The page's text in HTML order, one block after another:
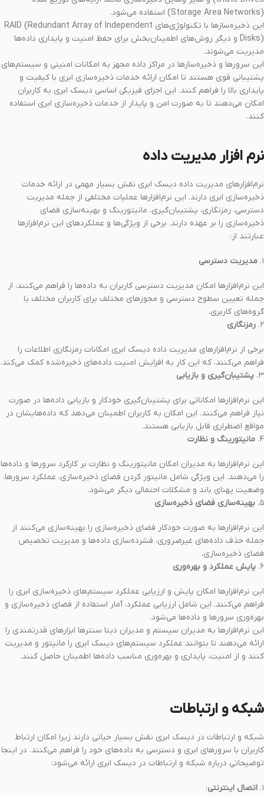
(Storage Area Networks) استفاده می‌شود.
این ذخیره‌سازها با تکنولوژی‌های RAID (Redundant Array of Independent
Disks) و دیگر روش‌های اطمینان‌بخش برای حفظ امنیت و پایداری داده‌ها
مدیریت می‌شوند.
این سرورها و ذخیره‌سازها در مراکز داده مجهز به امکانات امنیتی و سیستم‌های
پشتیبانی قوی هستند تا امکان ارائه خدمات ذخیره‌سازی ابری با کیفیت و
پایداری بالا را فراهم کنند. این اجزای فیزیکی اساسی دیسک ابری به کاربران
امکان می‌دهند تا به صورت امن و پایدار از خدمات ذخیره‌سازی ابری استفاده
کنند.
نرم افزار مدیریت داده
نرم‌افزارهای مدیریت داده دیسک ابری نقش بسیار مهمی در ارائه خدمات
ذخیره‌سازی ابری دارند. این نرم‌افزارها عملیات مختلفی از جمله مدیریت
دسترسی، رمزنگاری، پشتیبان‌گیری، مانیتورینگ و بهینه‌سازی فضای
ذخیره‌سازی را بر عهده دارند. برخی از ویژگی‌ها و عملکردهای این نرم‌افزارها
عبارتند از:
۱. مدیریت دسترسی
این نرم‌افزارها امکان مدیریت دسترسی کاربران به داده‌ها را فراهم می‌کنند، از
جمله تعیین سطوح دسترسی و مجوزهای مختلف برای کاربران مختلف یا
گروه‌های کاربری.
۲. رمزنگاری
برخی از نرم‌افزارهای مدیریت داده دیسک ابری امکانات رمزنگاری اطلاعات را
فراهم می‌کنند، که این کار به افزایش امنیت داده‌های ذخیره‌شده کمک می‌کند.
۳. پشتیبان‌گیری و بازیابی
این نرم‌افزارها امکاناتی برای پشتیبان‌گیری خودکار و بازیابی داده‌ها در صورت
نیاز فراهم می‌کنند. این امکان به کاربران اطمینان می‌دهد که داده‌هایشان در
مواقع اضطراری قابل بازیابی هستند.
۴. مانیتورینگ و نظارت
این نرم‌افزارها به مدیران امکان مانیتورینگ و نظارت بر کارکرد سرورها و داده‌ها
را می‌دهند. این ویژگی شامل مانیتور کردن فضای ذخیره‌سازی، عملکرد سرورها،
وضعیت پهنای باند و مشکلات احتمالی دیگر می‌شود.
۵. بهینه‌سازی فضای ذخیره‌سازی
این نرم‌افزارها به صورت خودکار فضای ذخیره‌سازی را بهینه‌سازی می‌کنند از
جمله حذف داده‌های غیرضروری، فشرده‌سازی داده‌ها و مدیریت تخصیص
فضای ذخیره‌سازی.
۶. پایش عملکرد و بهره‌وری
این نرم‌افزارها امکان پایش و ارزیابی عملکرد سیستم‌های ذخیره‌سازی ابری را
فراهم می‌کنند. این شامل ارزیابی عملکرد، آمار استفاده از فضای ذخیره‌سازی و
بهره‌وری سرورها و داده‌ها می‌شود.
این نرم‌افزارها به مدیران سیستم و مدیران دیتا سنترها ابزارهای قدرتمندی را
ارائه می‌دهند تا بتوانند عملکرد سیستم‌های دیسک ابری را مانیتور و مدیریت
کنند و از امنیت، پایداری و بهره‌وری مناسب داده‌ها اطمینان حاصل کنند.
شبکه و ارتباطات
شبکه و ارتباطات در دیسک ابری نقش بسیار حیاتی دارند زیرا امکان ارتباط
کاربران با سرورهای ابری و دسترسی به داده‌های خود را فراهم می‌کنند. در اینجا
توضیحاتی درباره شبکه و ارتباطات در دیسک ابری ارائه می‌شود:
۱. اتصال اینترنتی: